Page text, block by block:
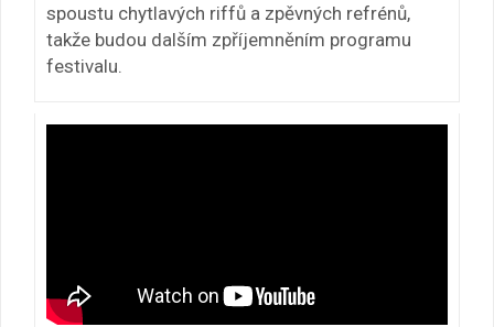
spoustu chytlavých riffů a zpěvných refrénů,
takže budou dalším zpříjemněním programu
festivalu.